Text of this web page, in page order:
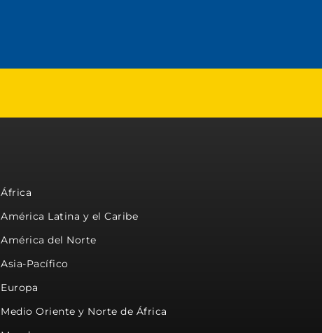
África
América Latina y el Caribe
América del Norte
Asia-Pacífico
Europa
Medio Oriente y Norte de África